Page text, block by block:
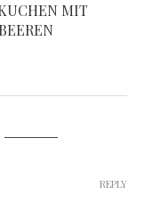
MIT
REPLY